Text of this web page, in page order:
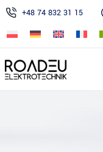
+48 74 832 31 15